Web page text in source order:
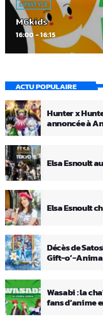
LIFESTYLE
M6kids
16:00 - 16:15
ACTU POPULAIRE
Hunter x
annoncée à
Elsa Esnoult
Elsa Esnoult
Décès de
Gift-o’-
Wasabi : la
fans d’anime